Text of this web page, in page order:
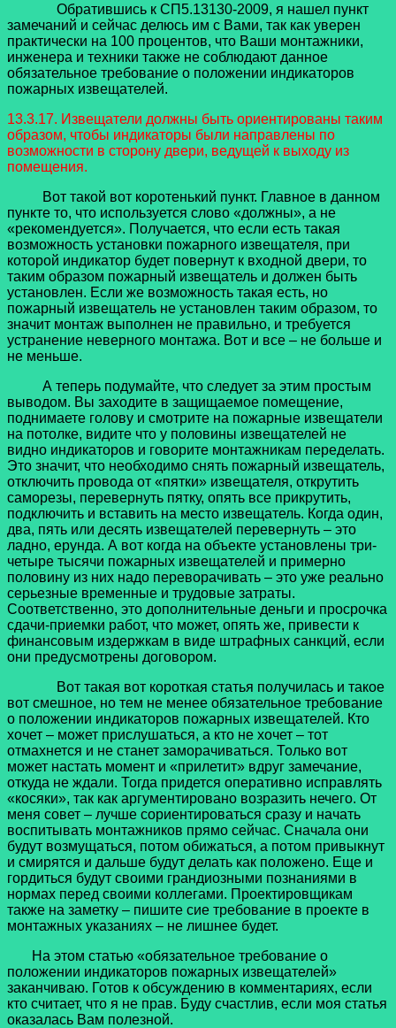
Обратившись к СП5.13130-2009, я нашел пункт
замечаний и сейчас делюсь им с Вами, так как уверен
практически на 100 процентов, что Ваши монтажники,
инженера и техники также не соблюдают данное
обязательное требование о положении индикаторов
пожарных извещателей.
13.3.17. Извещатели должны быть ориентированы таким
образом, чтобы индикаторы были направлены по
возможности в сторону двери, ведущей к выходу из
помещения.
Вот такой вот коротенький пункт. Главное в данном
пункте то, что используется слово «должны», а не
«рекомендуется». Получается, что если есть такая
возможность установки пожарного извещателя, при
которой индикатор будет повернут к входной двери, то
таким образом пожарный извещатель и должен быть
установлен. Если же возможность такая есть, но
пожарный извещатель не установлен таким образом, то
значит монтаж выполнен не правильно, и требуется
устранение неверного монтажа. Вот и все – не больше и
не меньше.
А теперь подумайте, что следует за этим простым
выводом. Вы заходите в защищаемое помещение,
поднимаете голову и смотрите на пожарные извещатели
на потолке, видите что у половины извещателей не
видно индикаторов и говорите монтажникам переделать.
Это значит, что необходимо снять пожарный извещатель,
отключить провода от «пятки» извещателя, открутить
саморезы, перевернуть пятку, опять все прикрутить,
подключить и вставить на место извещатель. Когда один,
два, пять или десять извещателей перевернуть – это
ладно, ерунда. А вот когда на объекте установлены три-
четыре тысячи пожарных извещателей и примерно
половину из них надо переворачивать – это уже реально
серьезные временные и трудовые затраты.
Соответственно, это дополнительные деньги и просрочка
сдачи-приемки работ, что может, опять же, привести к
финансовым издержкам в виде штрафных санкций, если
они предусмотрены договором.
Вот такая вот короткая статья получилась и такое
вот смешное, но тем не менее обязательное требование
о положении индикаторов пожарных извещателей. Кто
хочет – может прислушаться, а кто не хочет – тот
отмахнется и не станет заморачиваться. Только вот
может настать момент и «прилетит» вдруг замечание,
откуда не ждали. Тогда придется оперативно исправлять
«косяки», так как аргументировано возразить нечего. От
меня совет – лучше сориентироваться сразу и начать
воспитывать монтажников прямо сейчас. Сначала они
будут возмущаться, потом обижаться, а потом привыкнут
и смирятся и дальше будут делать как положено. Еще и
гордиться будут своими грандиозными познаниями в
нормах перед своими коллегами. Проектировщикам
также на заметку – пишите сие требование в проекте в
монтажных указаниях – не лишнее будет.
На этом статью «обязательное требование о
положении индикаторов пожарных извещателей»
заканчиваю. Готов к обсуждению в комментариях, если
кто считает, что я не прав. Буду счастлив, если моя статья
оказалась Вам полезной.